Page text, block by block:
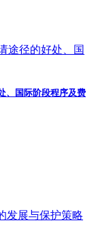
、国际阶段程序及费